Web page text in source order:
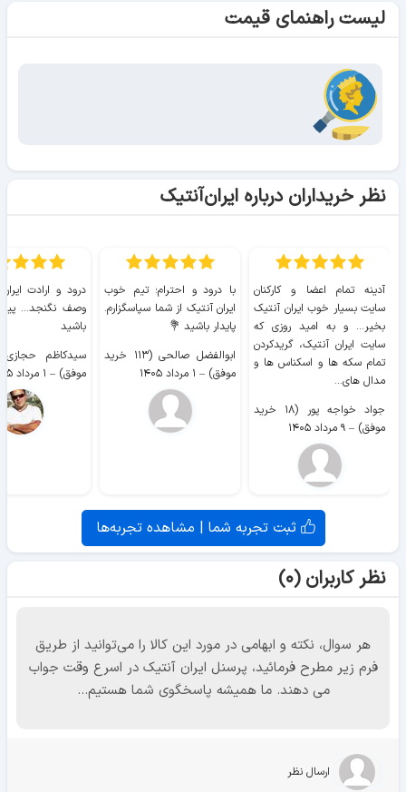
لیست راهنمای قیمت
نظر خریداران درباره ایران‌آنتیک
آدینه تمام اعضا و کارکنان
سایت بسیار خوب ايران آنتیک
بخیر... و به امید روزی که
سایت ايران آنتیک، گریدکردن
تمام سکه ها و اسکناس ها و
مدال های...
جواد خواجه پور (۱۸ خرید
موفق) – ۹ مرداد ۱۴۰۵
با درود و احترام؛ تیم خوب
ایران آنتیک از شما سپاسگزارم.
پایدار باشید 💐
ابوالفضل صالحی (۱۱۳ خرید
موفق) – ۱ مرداد ۱۴۰۵
درود و ارادت
وصف نگنجد...
باشید
موفق) – ۱ مرداد ۱۴۰۵
ثبت تجربه شما | مشاهده تجربه‌ها
نظر کاربران (۰)
هر سوال، نکته و ابهامی در مورد این کالا را می‌توانید از طریق
فرم زیر مطرح فرمائید، پرسنل ایران آنتیک در اسرع وقت جواب
می دهند. ما همیشه پاسخگوی شما هستیم...
ارسال نظر